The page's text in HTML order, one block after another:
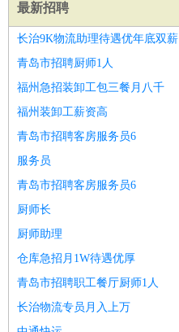
最新招聘
长治9K物流助理待遇优年底双薪
青岛市招聘厨师1人
福州急招装卸工包三餐月八千
福州装卸工薪资高
青岛市招聘客房服务员6
服务员
青岛市招聘客房服务员6
厨师长
厨师助理
仓库急招月1W待遇优厚
青岛市招聘职工餐厅厨师1人
长治物流专员月入上万